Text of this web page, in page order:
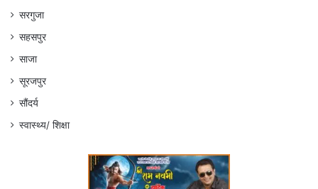
सरगुजा
सहसपुर
साजा
सूरजपुर
सौंदर्य
स्वास्थ्य/ शिक्षा